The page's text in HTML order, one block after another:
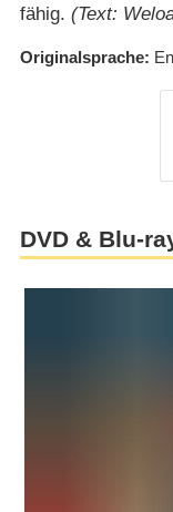
fähig. (Text:
Originalsprache
DVD & Blu-